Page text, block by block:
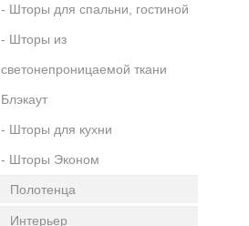
- Шторы для спальни, гостиной
- Шторы из
светонепроницаемой ткани
Блэкаут
- Шторы для кухни
- Шторы Эконом
Полотенца
Интерьер